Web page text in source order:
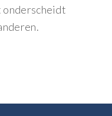
onderscheidt